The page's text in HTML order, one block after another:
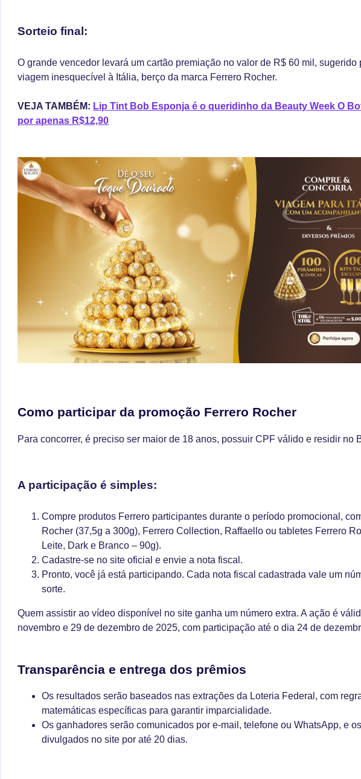
Sorteio final:
O grande vencedor levará um cartão premiação no valor de R$ 60 mil, sugerido
viagem inesquecível à Itália, berço da marca Ferrero Rocher.
VEJA TAMBÉM: Lip Tint Bob Esponja é o queridinho da Beauty Week O
por apenas R$12,90
Como participar da promoção Ferrero Rocher
Para concorrer, é preciso ser maior de 18 anos, possuir CPF válido e residir no
A participação é simples:
Compre produtos Ferrero participantes durante o período promocional,
Rocher (37,5g a 300g), Ferrero Collection, Raffaello ou tabletes Ferrero
Leite, Dark e Branco – 90g).
Cadastre-se no site oficial e envie a nota fiscal.
Pronto, você já está participando. Cada nota fiscal cadastrada vale um
sorte.
Quem assistir ao vídeo disponível no site ganha um número extra. A ação é
novembro e 29 de dezembro de 2025, com participação até o dia 24 de
Transparência e entrega dos prêmios
Os resultados serão baseados nas extrações da Loteria Federal, com
matemáticas específicas para garantir imparcialidade.
Os ganhadores serão comunicados por e-mail, telefone ou WhatsApp, e
divulgados no site por até 20 dias.